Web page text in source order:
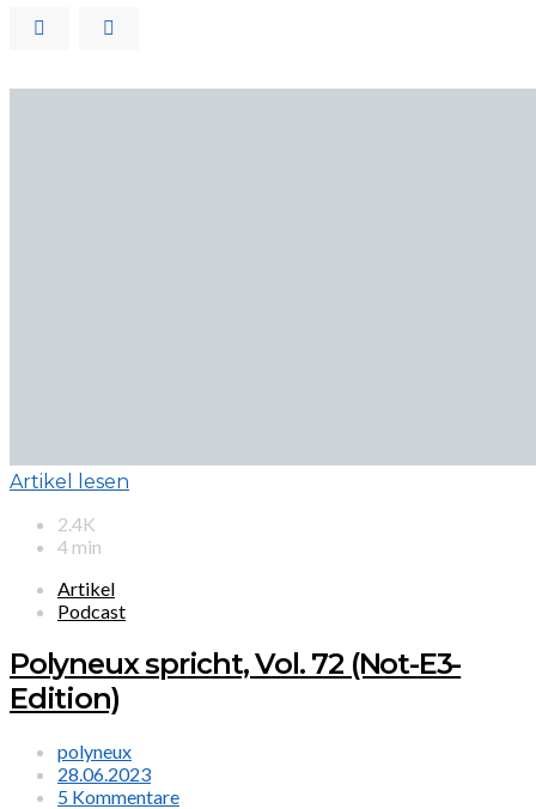
Artikel lesen
2.4K
4 min
Artikel
Podcast
Polyneux spricht, Vol. 72 (Not-E3-
Edition)
polyneux
28.06.2023
5 Kommentare